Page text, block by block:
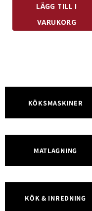
LÄGG TILL I
VARUKORG
KÖKSMASKINER
MATLAGNING
KÖK & INREDNING